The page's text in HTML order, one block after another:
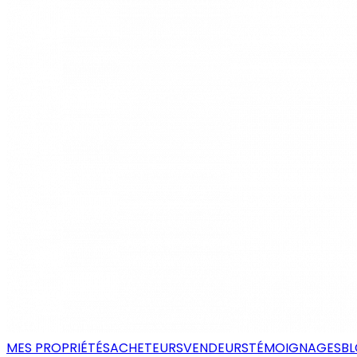
MES PROPRIÉTÉSACHETEURSVENDEURSTÉMOIGNAGES